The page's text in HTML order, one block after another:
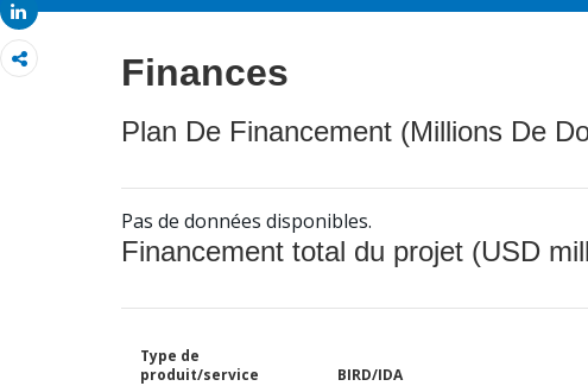
Share
Finances
Plan De Financement (Millions De
Pas de données disponibles.
Financement total du projet (USD
Type de
produit/service
BIRD/IDA